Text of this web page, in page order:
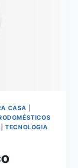
CASA
|TECNOLOGIA